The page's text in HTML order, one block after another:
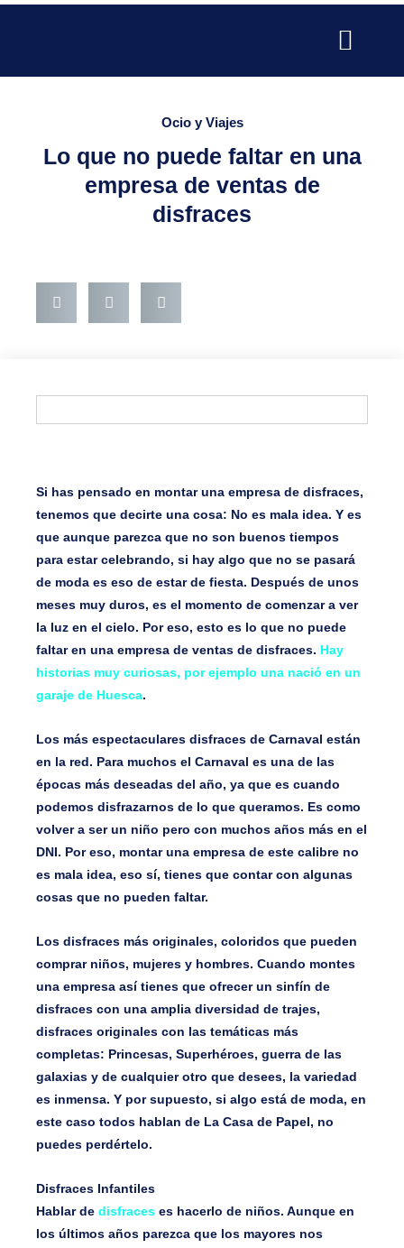
Ir
Ocio y Viajes
Lo que no puede faltar en una
empresa de ventas de
disfraces
Si has pensado en montar una empresa de disfraces,
tenemos que decirte una cosa: No es mala idea. Y es
que aunque parezca que no son buenos tiempos
para estar celebrando, si hay algo que no se pasará
de moda es eso de estar de fiesta. Después de unos
meses muy duros, es el momento de comenzar a ver
la luz en el cielo. Por eso, esto es lo que no puede
faltar en una empresa de ventas de disfraces. Hay
historias muy curiosas, por ejemplo una nació en un
garaje de Huesca.
Los más espectaculares disfraces de Carnaval están
en la red. Para muchos el Carnaval es una de las
épocas más deseadas del año, ya que es cuando
podemos disfrazarnos de lo que queramos. Es como
volver a ser un niño pero con muchos años más en el
DNI. Por eso, montar una empresa de este calibre no
es mala idea, eso sí, tienes que contar con algunas
cosas que no pueden faltar.
Los disfraces más originales, coloridos que pueden
comprar niños, mujeres y hombres. Cuando montes
una empresa así tienes que ofrecer un sinfín de
disfraces con una amplia diversidad de trajes,
disfraces originales con las temáticas más
completas: Princesas, Superhéroes, guerra de las
galaxias y de cualquier otro que desees, la variedad
es inmensa. Y por supuesto, si algo está de moda, en
este caso todos hablan de La Casa de Papel , no
puedes perdértelo.
Disfraces Infantiles
Hablar de disfraces es hacerlo de niños. Aunque en
los últimos años parezca que los mayores nos